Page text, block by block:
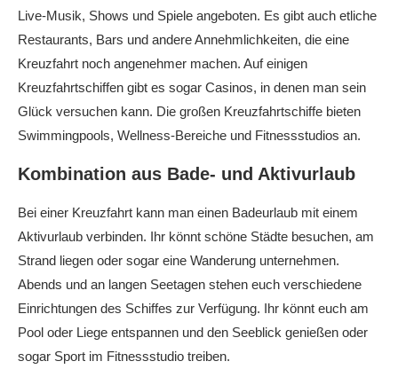
Live-Musik, Shows und Spiele angeboten. Es gibt auch etliche
Restaurants, Bars und andere Annehmlichkeiten, die eine
Kreuzfahrt noch angenehmer machen. Auf einigen
Kreuzfahrtschiffen gibt es sogar Casinos, in denen man sein
Glück versuchen kann. Die großen Kreuzfahrtschiffe bieten
Swimmingpools, Wellness-Bereiche und Fitnessstudios an.
Kombination aus Bade- und Aktivurlaub
Bei einer Kreuzfahrt kann man einen Badeurlaub mit einem
Aktivurlaub verbinden. Ihr könnt schöne Städte besuchen, am
Strand liegen oder sogar eine Wanderung unternehmen.
Abends und an langen Seetagen stehen euch verschiedene
Einrichtungen des Schiffes zur Verfügung. Ihr könnt euch am
Pool oder Liege entspannen und den Seeblick genießen oder
sogar Sport im Fitnessstudio treiben.